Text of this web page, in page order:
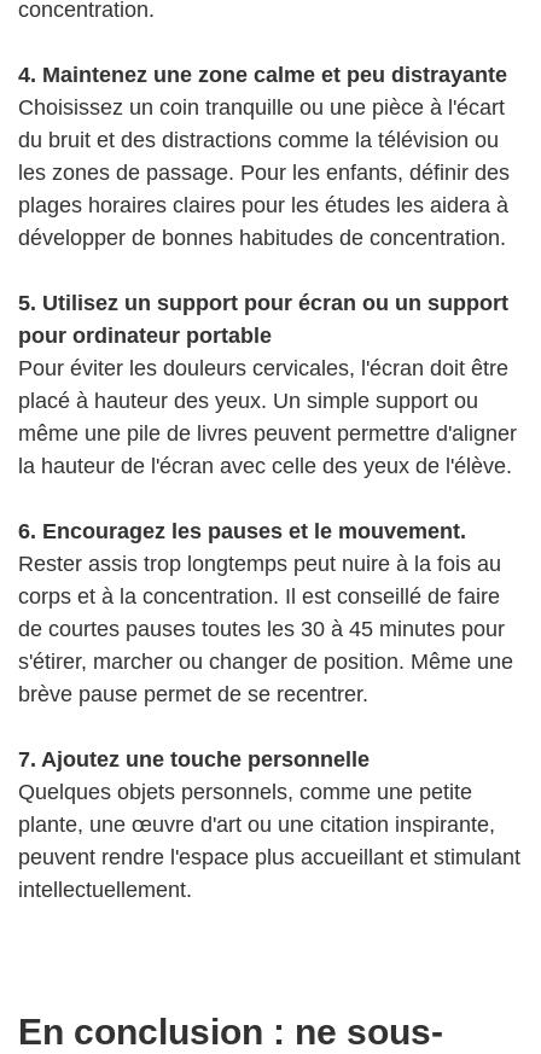
concentration.
4. Maintenez une zone calme et peu distrayante
Choisissez un coin tranquille ou une pièce à l'écart
du bruit et des distractions comme la télévision ou
les zones de passage. Pour les enfants, définir des
plages horaires claires pour les études les aidera à
développer de bonnes habitudes de concentration.
5. Utilisez un support pour écran ou un support
pour ordinateur portable
Pour éviter les douleurs cervicales, l'écran doit être
placé à hauteur des yeux. Un simple support ou
même une pile de livres peuvent permettre d'aligner
la hauteur de l'écran avec celle des yeux de l'élève.
6. Encouragez les pauses et le mouvement.
Rester assis trop longtemps peut nuire à la fois au
corps et à la concentration. Il est conseillé de faire
de courtes pauses toutes les 30 à 45 minutes pour
s'étirer, marcher ou changer de position. Même une
brève pause permet de se recentrer.
7. Ajoutez une touche personnelle
Quelques objets personnels, comme une petite
plante, une œuvre d'art ou une citation inspirante,
peuvent rendre l'espace plus accueillant et stimulant
intellectuellement.
En conclusion : ne sous-